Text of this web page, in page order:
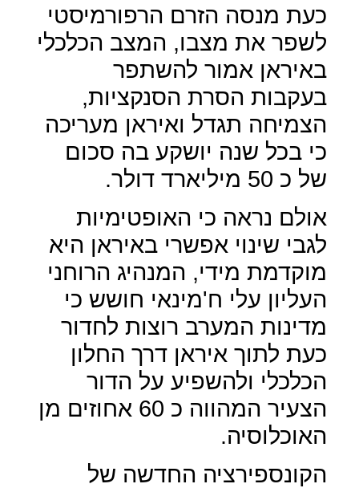
כעת מנסה הזרם הרפורמיסטי
לשפר את מצבו, המצב הכלכלי
באיראן אמור להשתפר
בעקבות הסרת הסנקציות,
הצמיחה תגדל ואיראן מעריכה
כי בכל שנה יושקע בה סכום
של כ 50 מיליארד דולר.
אולם נראה כי האופטימיות
לגבי שינוי אפשרי באיראן היא
מוקדמת מידי, המנהיג הרוחני
העליון עלי ח'מינאי חושש כי
מדינות המערב רוצות לחדור
כעת לתוך איראן דרך החלון
הכלכלי ולהשפיע על הדור
הצעיר המהווה כ 60 אחוזים מן
האוכלוסיה.
הקונספירציה החדשה של